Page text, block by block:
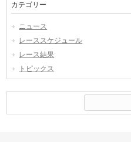
カテゴリー
ニュース
レーススケジュール
レース結果
トピックス
索: